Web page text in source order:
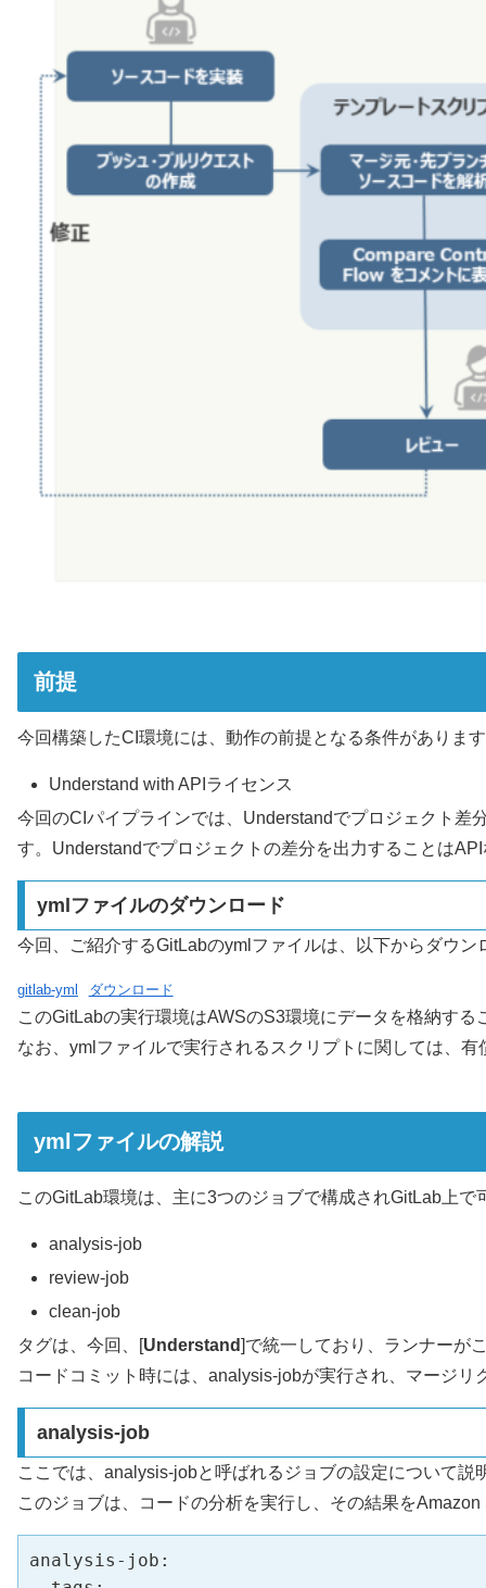
前提
今回構築したCI環境には、動作の前提となる条件がありま
Understand with APIライセンス
今回のCIパイプラインでは、Understandでプロジェクト差
す。Understandでプロジェクトの差分を出力することは
ymlファイルのダウンロード
今回、ご紹介するGitLabのymlファイルは、以下からダウン
gitlab-yml ダウンロード
このGitLabの実行環境はAWSのS3環境にデータを格納す
なお、ymlファイルで実行されるスクリプトに関しては、
ymlファイルの解説
このGitLab環境は、主に3つのジョブで構成されGitLab上
analysis-job
review-job
clean-job
タグは、今回、[Understand]で統一しており、ランナーが
コードコミット時には、analysis-jobが実行され、マージ
analysis-job
ここでは、analysis-jobと呼ばれるジョブの設定について説
このジョブは、コードの分析を実行し、その結果を
analysis-job: